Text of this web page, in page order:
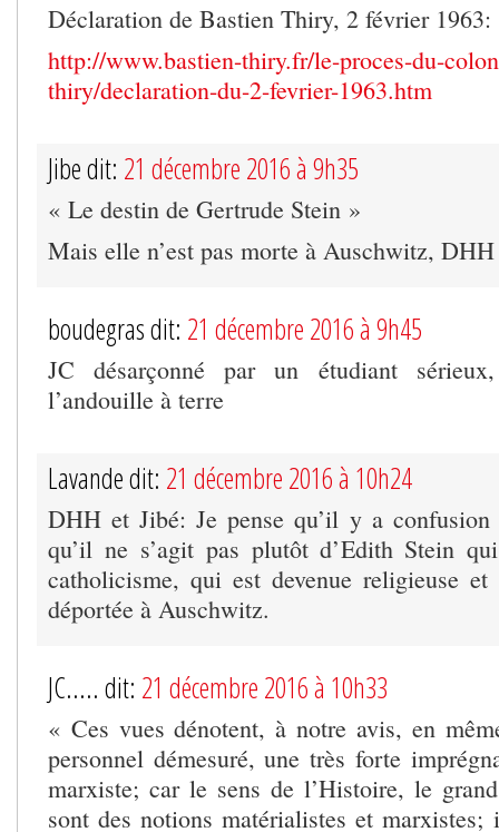
Déclaration de Bastien Thiry, 2 février 1963:
http://www.bastien-thiry.fr/le-proces-du-
thiry/declaration-du-2-fevrier-1963.htm
Jibe dit: 21 décembre 2016 à 9h35
« Le destin de Gertrude Stein »
Mais elle n’est pas morte à Auschwitz,
boudegras dit: 21 décembre 2016 à 9h45
JC désarçonné par un étudiant
l’andouille à terre
Lavande dit: 21 décembre 2016 à 10h24
DHH et Jibé: Je pense qu’il y a confusion
qu’il ne s’agit pas plutôt d’Edith Stein
catholicisme, qui est devenue religieuse
déportée à Auschwitz.
JC..... dit: 21 décembre 2016 à 10h33
« Ces vues dénotent, à notre avis, en
personnel démesuré, une très forte
marxiste; car le sens de l’Histoire, le
sont des notions matérialistes et marxistes;